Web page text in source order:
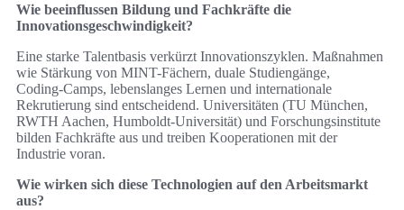
Wie beeinflussen Bildung und Fachkräfte die
Innovationsgeschwindigkeit?
Eine starke Talentbasis verkürzt Innovationszyklen. Maßnahmen
wie Stärkung von MINT-Fächern, duale Studiengänge,
Coding‑Camps, lebenslanges Lernen und internationale
Rekrutierung sind entscheidend. Universitäten (TU München,
RWTH Aachen, Humboldt‑Universität) und Forschungsinstitute
bilden Fachkräfte aus und treiben Kooperationen mit der
Industrie voran.
Wie wirken sich diese Technologien auf den Arbeitsmarkt
aus?